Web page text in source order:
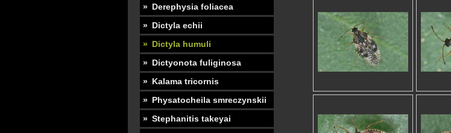
Derephysia foliacea
Dictyla echii
Dictyla humuli
Dictyonota fuliginosa
Kalama tricornis
Physatocheila smreczynskii
Stephanitis takeyai